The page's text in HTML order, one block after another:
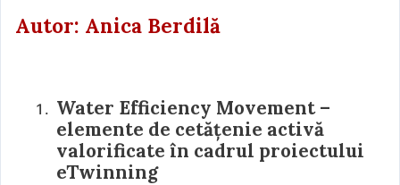
Autor: Anica Berdilă
Water Efficiency Movement –
elemente de cetățenie activă
valorificate în cadrul proiectului
eTwinning